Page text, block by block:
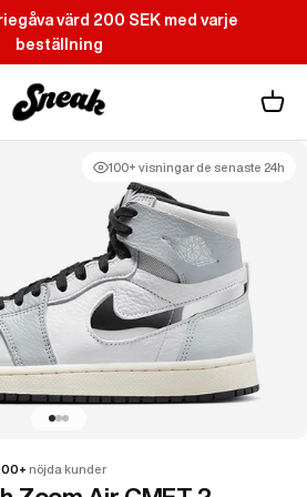
värd 200 SEK med varje
beställning
Sneak
100+ visningar de senaste 24h
nöjda kunder